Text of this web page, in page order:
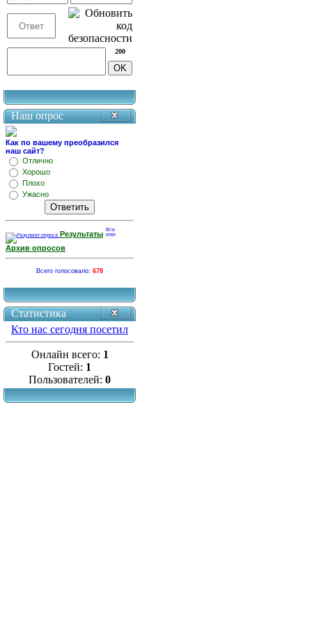
200
Наш опрос
Как по вашему преобразился
наш сайт?
Отлично
Хорошо
Плохо
Ужасно
Результаты
Архив опросов
Всего голосовало: 678
Статистика
Кто нас сегодня посетил
Онлайн всего: 1
Гостей: 1
Пользователей: 0